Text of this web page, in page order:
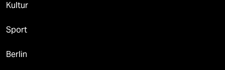
Kultur
Sport
Berlin